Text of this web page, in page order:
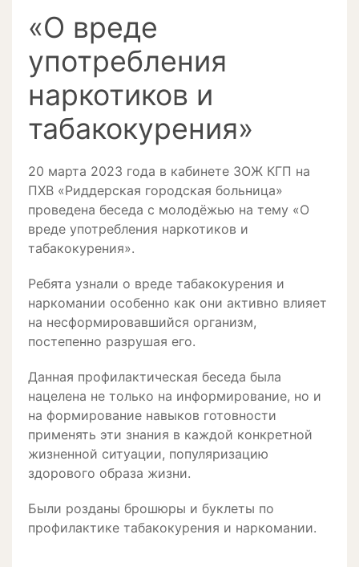
«О вреде
употребления
наркотиков и
табакокурения»
20 марта 2023 года в кабинете ЗОЖ КГП на
ПХВ «Риддерская городская больница»
проведена беседа с молодёжью на тему «О
вреде употребления наркотиков и
табакокурения».
Ребята узнали о вреде табакокурения и
наркомании особенно как они активно влияет
на несформировавшийся организм,
постепенно разрушая его.
Данная профилактическая беседа была
нацелена не только на информирование, но и
на формирование навыков готовности
применять эти знания в каждой конкретной
жизненной ситуации, популяризацию
здорового образа жизни.
Были розданы брошюры и буклеты по
профилактике табакокурения и наркомании.